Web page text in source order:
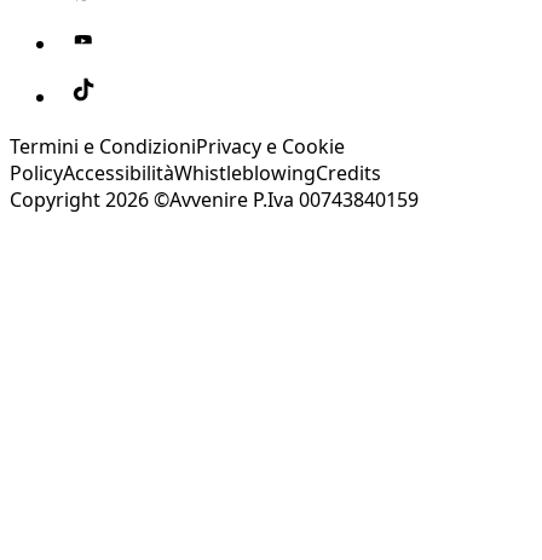
Termini e CondizioniPrivacy e Cookie
PolicyAccessibilitàWhistleblowingCredits
Copyright 2026 ©Avvenire P.Iva 00743840159